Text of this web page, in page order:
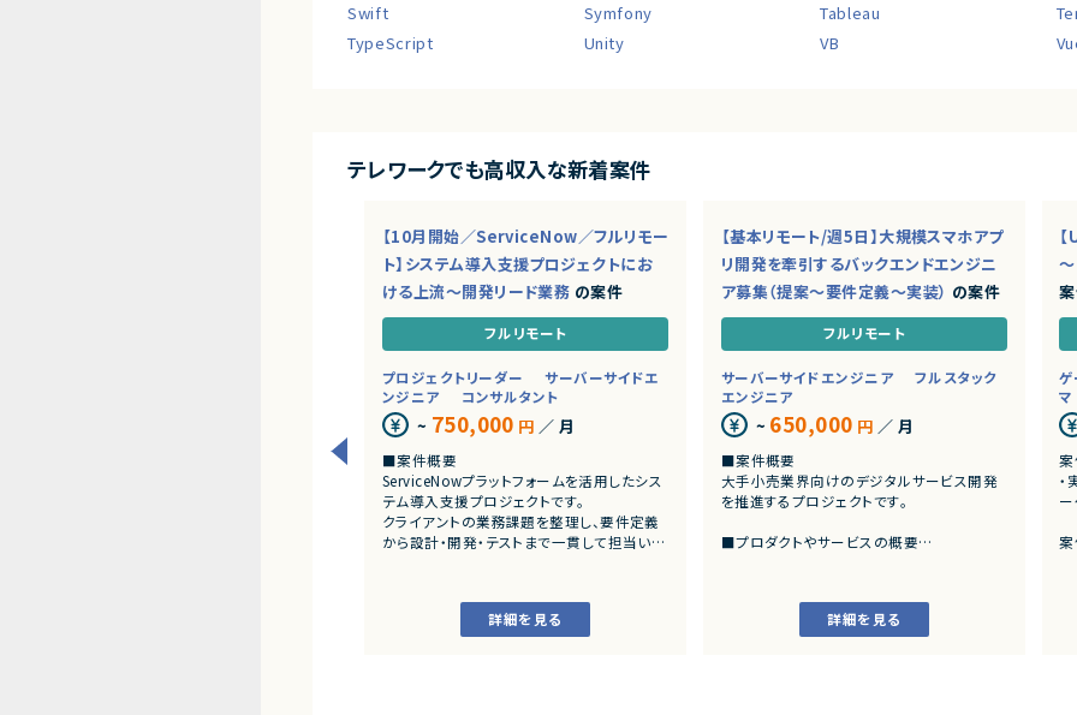
Swift
Symfony Tableau
TypeScript
Unity VB
テレワークでも高収入な新着案件
【10月開始／ServiceNow／フルリモー
ト】システム導入支援プロジェクトにお
ける上流～開発リード業務 の案件
フルリモート
プロジェクトリーダー
サーバーサイドエ
ンジニア
コンサルタント
~ 750,000 円 ／ 月
■案件概要
ServiceNowプラットフォームを活用したシス
テム導入支援プロジェクトです。
クライアントの業務課題を整理し、要件定義
から設計・開発・テストまで一貫して担当いた
・顧客との要件ヒアリングおよび要件定義
詳細を見る
【基本リモート/週5日】大規模スマホアプ
リ開発を牽引するバックエンドエンジニ
ア募集（提案～要件定義～実装） の案件
フルリモート
サーバーサイドエンジニア
フルスタック
エンジニア
~ 650,000 円 ／ 月
■案件概要
大手小売業界向けのデジタルサービス開発
を推進するプロジェクトです。
■プロダクトやサービスの概要
・既にサービス稼働中であり、数ヶ月から半
詳細を見る
ゲ
マ
案
・
案